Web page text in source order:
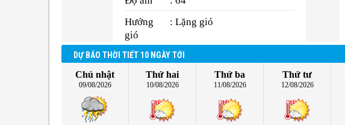
Hướng
gió
: Lặng gió
DỰ BÁO THỜI TIẾT 10 NGÀY TỚI
Chủ nhật
09/08/2026
Thứ hai
10/08/2026
Thứ ba
11/08/2026
Thứ tư
12/08/2026